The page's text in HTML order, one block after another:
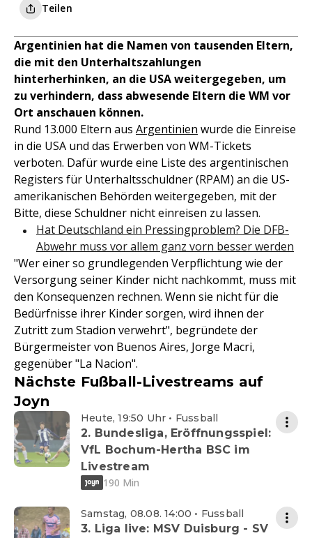
Teilen
Argentinien hat die Namen von tausenden Eltern,
die mit den Unterhaltszahlungen
hinterherhinken, an die USA weitergegeben, um
zu verhindern, dass abwesende Eltern die WM vor
Ort anschauen können.
Rund 13.000 Eltern aus Argentinien wurde die Einreise
in die USA und das Erwerben von WM-Tickets
verboten. Dafür wurde eine Liste des argentinischen
Registers für Unterhaltsschuldner (RPAM) an die US-
amerikanischen Behörden weitergegeben, mit der
Bitte, diese Schuldner nicht einreisen zu lassen.
Hat Deutschland ein Pressingproblem? Die DFB-
Abwehr muss vor allem ganz vorn besser werden
"Wer einer so grundlegenden Verpflichtung wie der
Versorgung seiner Kinder nicht nachkommt, muss mit
den Konsequenzen rechnen. Wenn sie nicht für die
Bedürfnisse ihrer Kinder sorgen, wird ihnen der
Zutritt zum Stadion verwehrt", begründete der
Bürgermeister von Buenos Aires, Jorge Macri,
gegenüber "La Nacion".
Nächste Fußball-Livestreams auf
Joyn
Heute, 19:50 Uhr • Fussball
2. Bundesliga, Eröffnungsspiel:
VfL Bochum-Hertha BSC im
Livestream
190 Min
Samstag, 08.08. 14:00 • Fussball
3. Liga live: MSV Duisburg - SV